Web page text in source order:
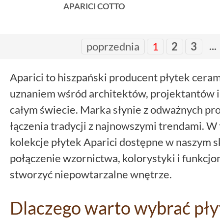
APARICI COTTO
poprzednia 1 2 3 ...
Aparici to hiszpański producent płytek
uznaniem wśród architektów, projektantów
całym świecie. Marka słynie z odważnych
łączenia tradycji z najnowszymi trendami.
kolekcje płytek Aparici dostępne w naszym
połączenie wzornictwa, kolorystyki i
stworzyć niepowtarzalne wnętrze.
Dlaczego warto wybrać